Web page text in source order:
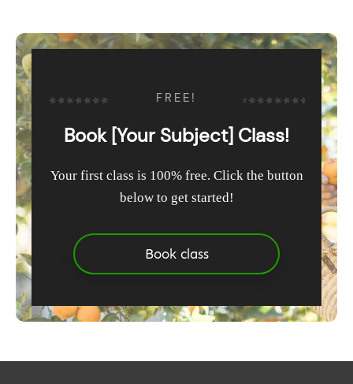
FREE!
Book [Your Subject] Class!
Your first class is 100% free. Click the button
below to get started!
Book class